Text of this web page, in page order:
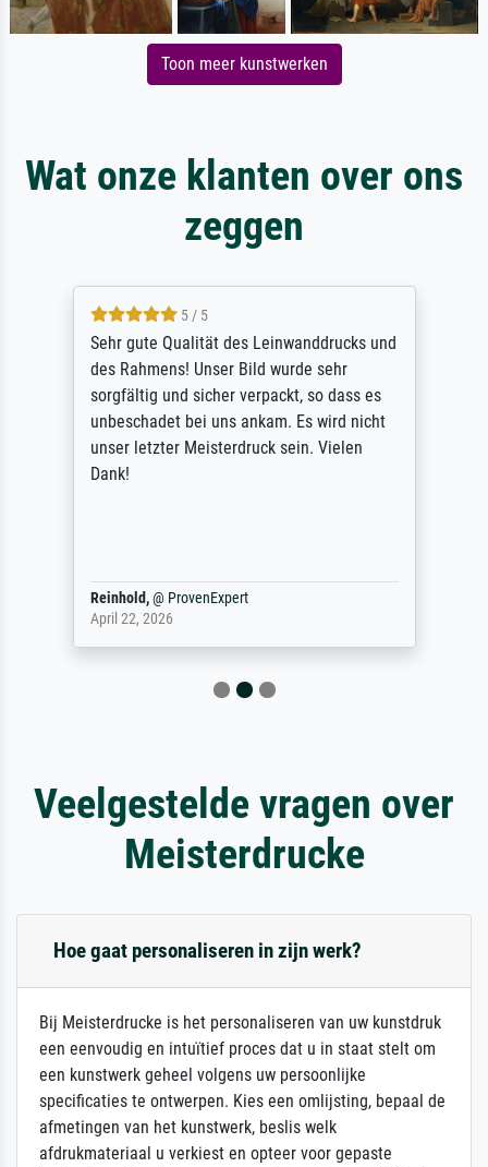
Toon meer kunstwerken
Wat onze klanten over ons
zeggen
5 / 5
Sehr gute Qualität des Leinwanddrucks und
des Rahmens! Unser Bild wurde sehr
sorgfältig und sicher verpackt, so dass es
unbeschadet bei uns ankam. Es wird nicht
unser letzter Meisterdruck sein. Vielen
Dank!
Reinhold,@ ProvenExpert
April 22, 2026
Veelgestelde vragen over
Meisterdrucke
Hoe gaat personaliseren in zijn werk?
Bij Meisterdrucke is het personaliseren van uw kunstdruk
een eenvoudig en intuïtief proces dat u in staat stelt om
een kunstwerk geheel volgens uw persoonlijke
specificaties te ontwerpen. Kies een omlijsting, bepaal de
afmetingen van het kunstwerk, beslis welk
afdrukmateriaal u verkiest en opteer voor gepaste